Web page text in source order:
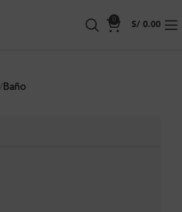
0
S/ 0.00
Baño